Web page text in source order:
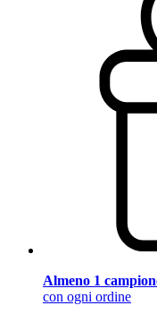
Almeno 1
con ogni ordine